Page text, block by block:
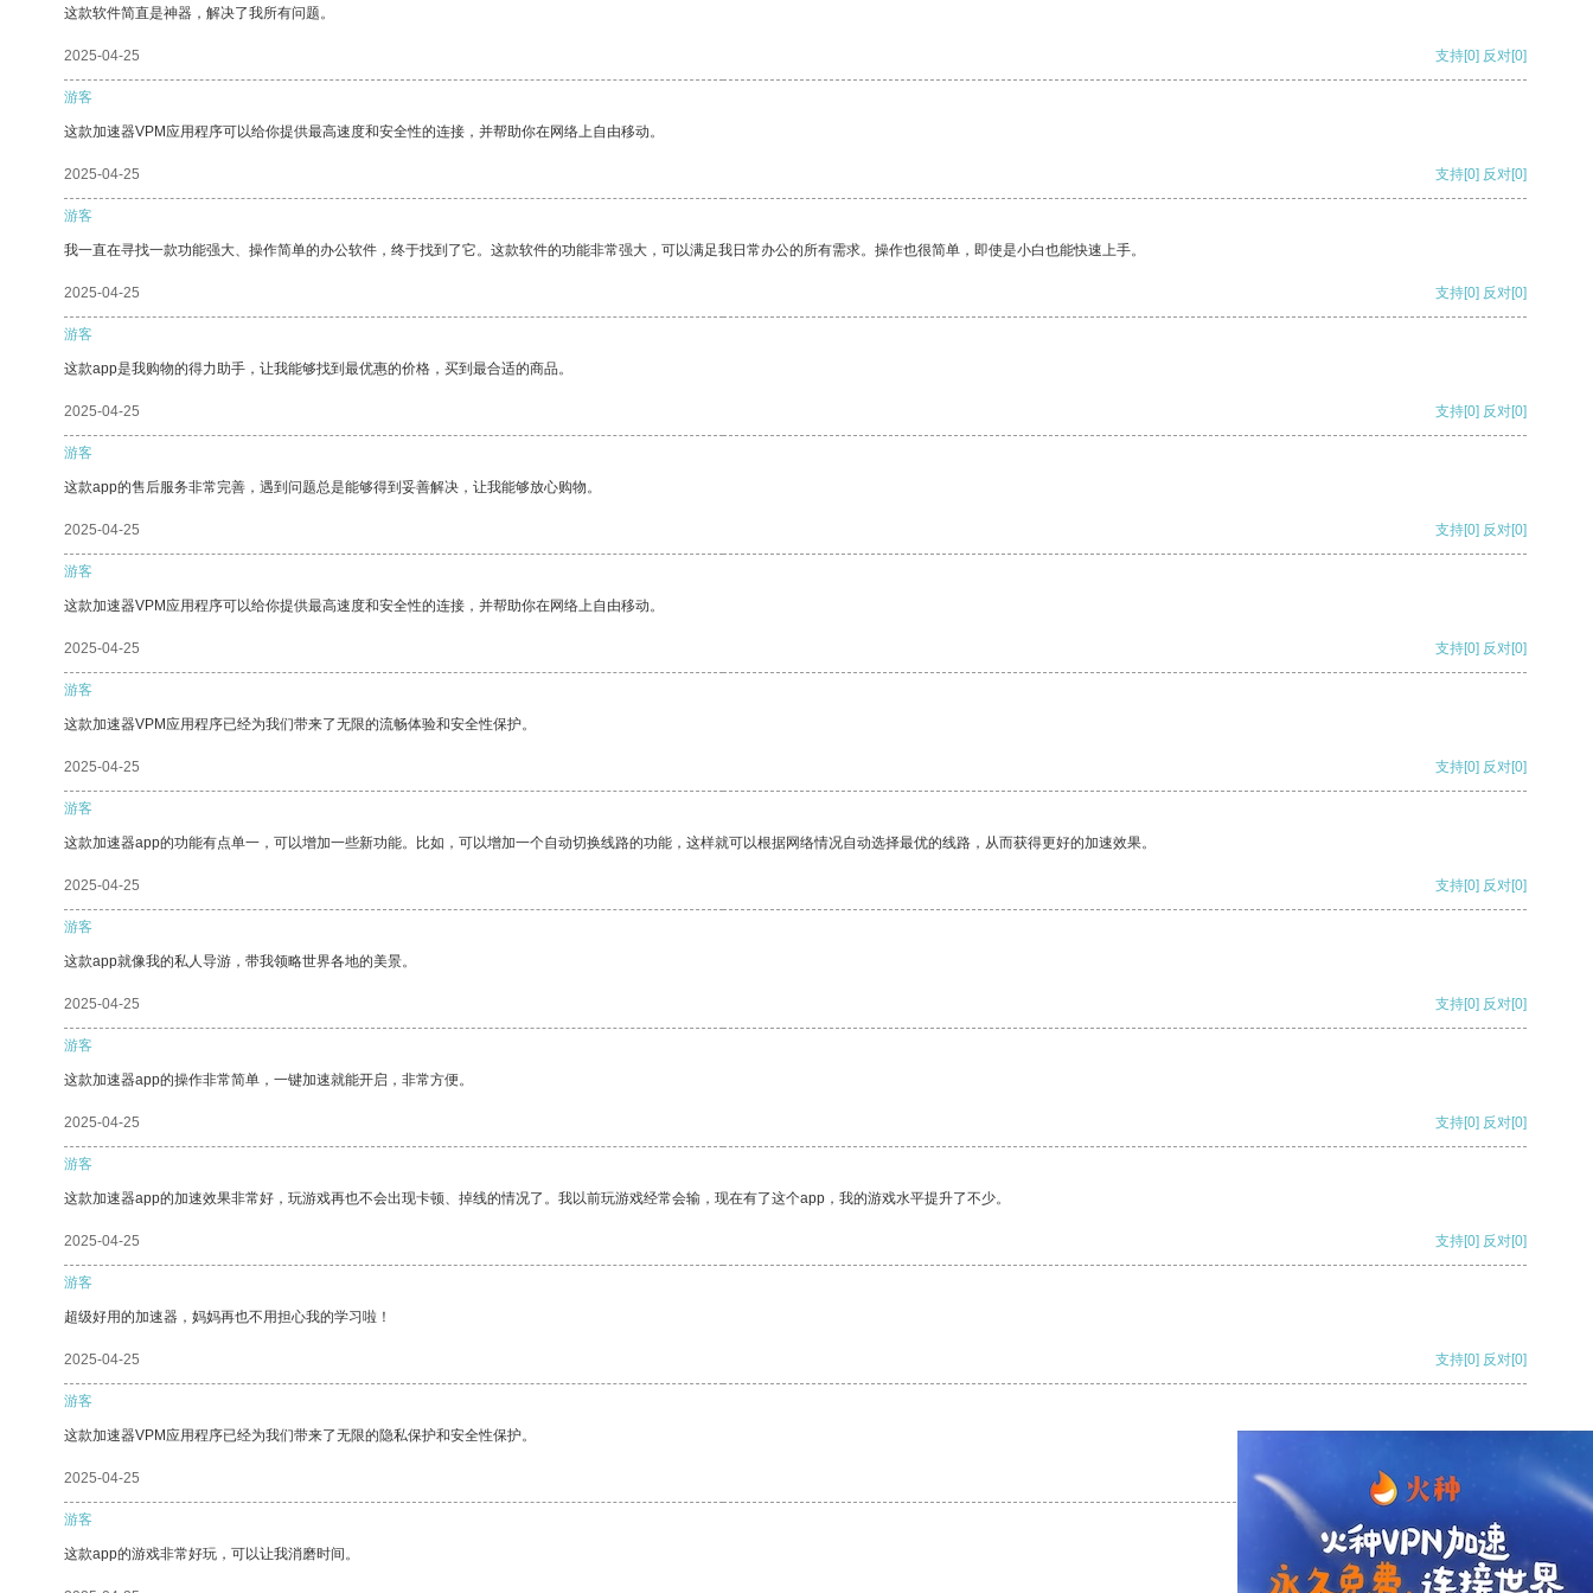
这款软件简直是神器，解决了我所有问题。
2025-04-25 支持[0] 反对[0]
游客
这款加速器VPM应用程序可以给你提供最高速度和安全性的连接，并帮助你在网络上自由移动。
2025-04-25 支持[0] 反对[0]
游客
我一直在寻找一款功能强大、操作简单的办公软件，终于找到了它。这款软件的功能非常强大，可以满足我日常办公的所有需求。操作也很简单，即使是小白也能快速上手。
2025-04-25 支持[0] 反对[0]
游客
这款app是我购物的得力助手，让我能够找到最优惠的价格，买到最合适的商品。
2025-04-25 支持[0] 反对[0]
游客
这款app的售后服务非常完善，遇到问题总是能够得到妥善解决，让我能够放心购物。
2025-04-25 支持[0] 反对[0]
游客
这款加速器VPM应用程序可以给你提供最高速度和安全性的连接，并帮助你在网络上自由移动。
2025-04-25 支持[0] 反对[0]
游客
这款加速器VPM应用程序已经为我们带来了无限的流畅体验和安全性保护。
2025-04-25 支持[0] 反对[0]
游客
这款加速器app的功能有点单一，可以增加一些新功能。比如，可以增加一个自动切换线路的功能，这样就可以根据网络情况自动选择最优的线路，从而获得更好的加速效果。
2025-04-25 支持[0] 反对[0]
游客
这款app就像我的私人导游，带我领略世界各地的美景。
2025-04-25 支持[0] 反对[0]
游客
这款加速器app的操作非常简单，一键加速就能开启，非常方便。
2025-04-25 支持[0] 反对[0]
游客
这款加速器app的加速效果非常好，玩游戏再也不会出现卡顿、掉线的情况了。我以前玩游戏经常会输，现在有了这个app，我的游戏水平提升了不少。
2025-04-25 支持[0] 反对[0]
游客
超级好用的加速器，妈妈再也不用担心我的学习啦！
2025-04-25 支持[0] 反对[0]
游客
这款加速器VPM应用程序已经为我们带来了无限的隐私保护和安全性保护。
2025-04-25 支持
游客
这款app的游戏非常好玩，可以让我消磨时间。